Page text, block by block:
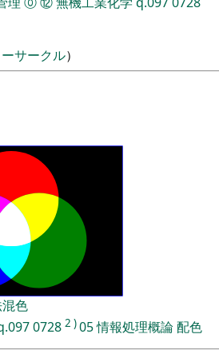
サークル）
色
0728 2 )05情報処理概論配色